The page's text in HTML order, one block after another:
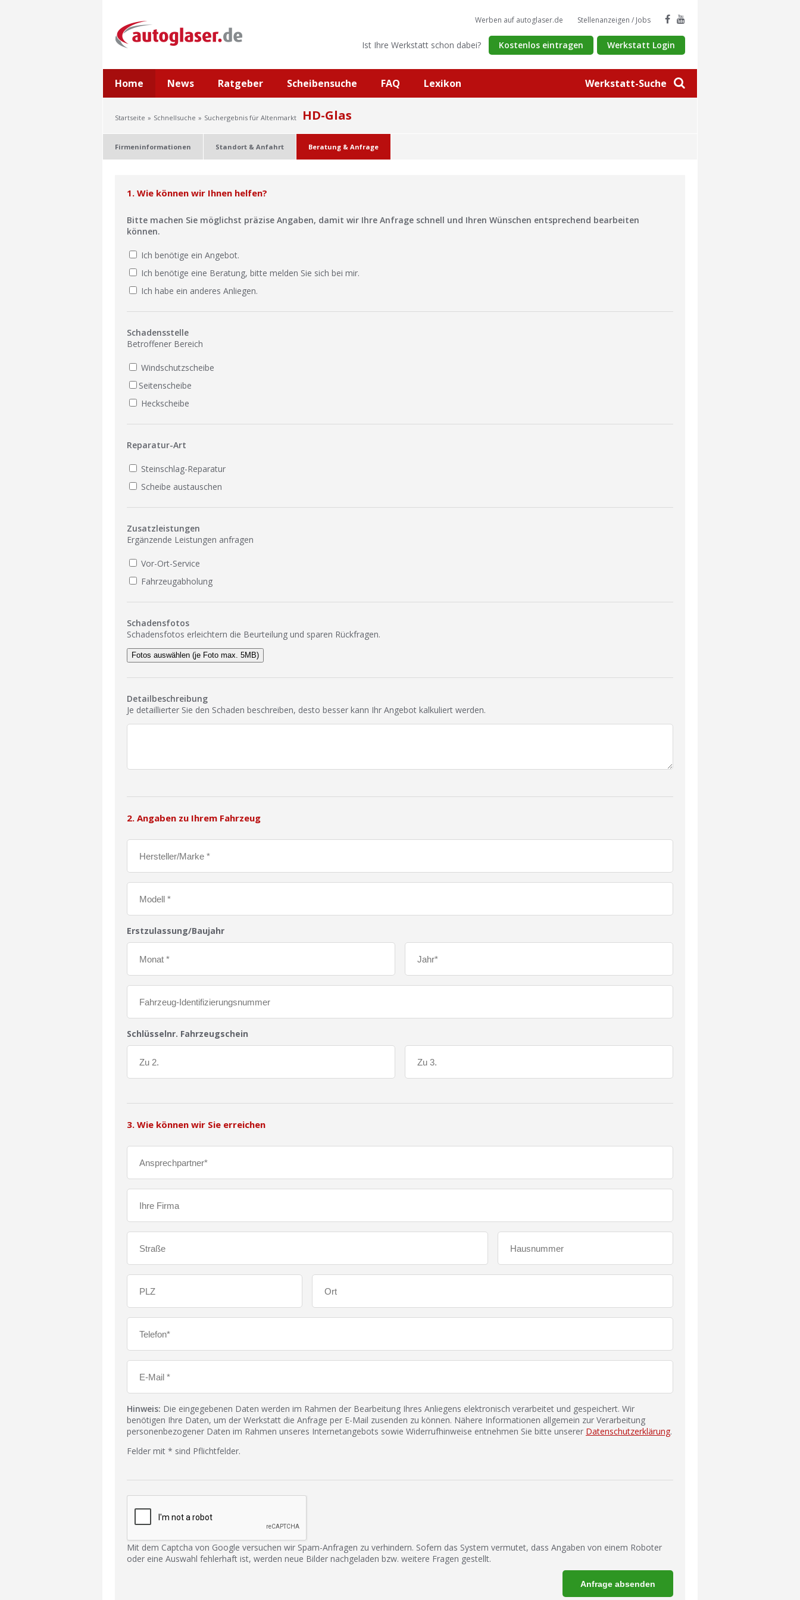
Werkstatt-Suche
Werben auf autoglaser.de Stellenanzeigen / Jobs
Ist Ihre Werkstatt schon dabei? Kostenlos eintragen Werkstatt Login
Home News Ratgeber Scheibensuche FAQ Lexikon
Startseite Schnellsuche Suchergebnis für Altenmarkt HD-Glas
Firmeninformationen Standort & Anfahrt Beratung & Anfrage
1. Wie können wir Ihnen helfen?
Bitte machen Sie möglichst präzise Angaben, damit wir Ihre Anfrage schnell und Ihren Wünschen entsprechend bearbeiten
können.
Ich benötige ein Angebot.
Ich benötige eine Beratung, bitte melden Sie sich bei mir.
Ich habe ein anderes Anliegen.
Schadensstelle
Betroffener Bereich
Windschutzscheibe
Seitenscheibe
Heckscheibe
Reparatur-Art
Steinschlag-Reparatur
Scheibe austauschen
Zusatzleistungen
Ergänzende Leistungen anfragen
Vor-Ort-Service
Fahrzeugabholung
Schadensfotos
Schadensfotos erleichtern die Beurteilung und sparen Rückfragen.
Fotos auswählen (je Foto max. 5MB)
Detailbeschreibung
Je detaillierter Sie den Schaden beschreiben, desto besser kann Ihr Angebot kalkuliert werden.
2. Angaben zu Ihrem Fahrzeug
Erstzulassung/Baujahr
Schlüsselnr. Fahrzeugschein
3. Wie können wir Sie erreichen
Hinweis: Die eingegebenen Daten werden im Rahmen der Bearbeitung Ihres Anliegens elektronisch verarbeitet und gespeichert. Wir
benötigen Ihre Daten, um der Werkstatt die Anfrage per E-Mail zusenden zu können. Nähere Informationen allgemein zur Verarbeitung
personenbezogener Daten im Rahmen unseres Internetangebots sowie Widerrufhinweise entnehmen Sie bitte unserer Datenschutzerklärung.
Felder mit * sind Pflichtfelder.
Mit dem Captcha von Google versuchen wir Spam-Anfragen zu verhindern. Sofern das System vermutet, dass Angaben von einem Roboter
oder eine Auswahl fehlerhaft ist, werden neue Bilder nachgeladen bzw. weitere Fragen gestellt.